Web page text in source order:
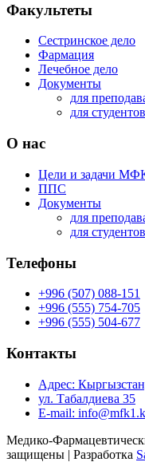
Факультеты
Сестринское дело
Фармация
Лечебное дело
Документы
для
для студентов
О нас
Цели и задачи
ППС
Документы
для
для студентов
Телефоны
+996 (507) 088-151
+996 (555) 754-705
+996 (555) 504-677
Контакты
Адрес:
ул. Табалдиева 35
E-mail:
Медико-
защищены | Разработка